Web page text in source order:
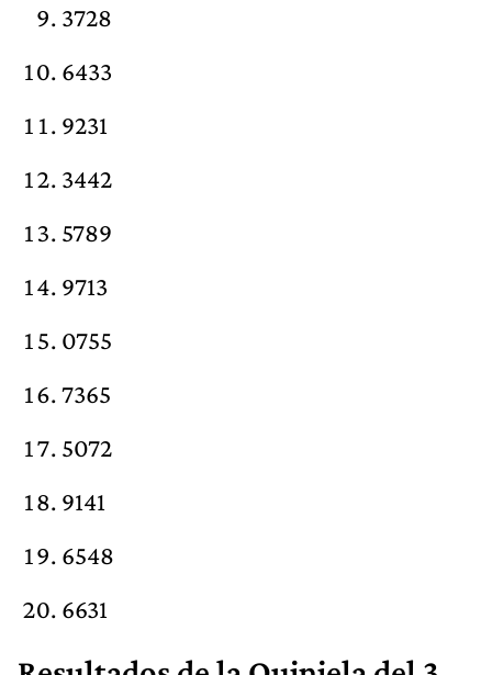
3728
6433
9231
3442
5789
9713
0755
7365
5072
9141
6548
6631